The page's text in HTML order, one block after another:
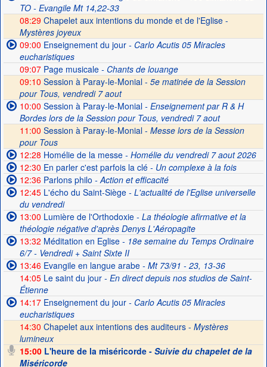
TO - Evangile Mt 14,22-33
08:29 Chapelet aux intentions du monde et de l'Eglise -
Mystères joyeux
09:00 Enseignement du jour- Carlo Acutis 05 Miracles
eucharistiques
09:07Page musicale- Chants de louange
09:10 Session à Paray-le-Monial - 5e matinée de la Session
pour Tous, vendredi 7 aout
10:00 Session à Paray-le-Monial- Enseignement par R & H
Bordes lors de la Session pour Tous, vendredi 7 aout
11:00 Session à Paray-le-Monial - Messe lors de la Session
pour Tous
12:28 Homélie de la messe- Homélie du vendredi 7 aout 2026
12:30 En parler c'est parfois la clé- Un complexe à la fois
12:36Parlons philo - Action et efficacité
12:45L'écho du Saint-Siège- L'actualité de l'Eglise universelle
du vendredi
13:00 Lumière de l'Orthodoxie- La théologie afirmative et la
théologie négative d'après Denys L'Aéropagite
13:32 Méditation en Eglise- 18e semaine du Temps Ordinaire
6/7 - Vendredi + Saint Sixte II
13:46Evangile en langue arabe- Mt 73/91 - 23, 13-36
14:05Le saint du jour- En direct depuis nos studios de Saint-
Étienne
14:17Enseignement du jour- Carlo Acutis 05 Miracles
eucharistiques
14:30 Chapelet aux intentions des auditeurs - Mystères
lumineux
15:00L'heure de la miséricorde - Suivie du chapelet de la
Miséricorde